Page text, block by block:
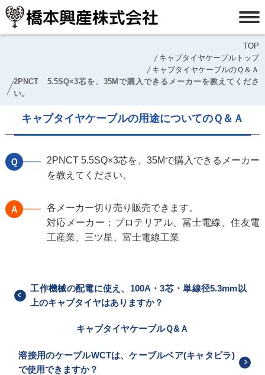
TOP
キャブタイヤケーブルトップ
キャブタイヤケーブルのＱ＆Ａ
2PNCT 5.5SQ×3芯を、35Mで購入できるメーカーを教えてくださ
い。
キャブタイヤケーブルの用途についてのＱ＆Ａ
Ｑ
2PNCT 5.5SQ×3芯を、35Mで購入できるメーカー
を教えてください。
Ａ
各メーカー切り売り販売できます。
対応メーカー：プロテリアル、冨士電線、住友電
工産業、三ツ星、富士電線工業
工作機械の配電に使え、100A・3芯・単線径5.3mm以
上のキャブタイヤはありますか？
キャブタイヤケーブルＱ&Ａ
溶接用のケーブルWCTは、ケーブルベア(キャタピラ)
で使用できますか？